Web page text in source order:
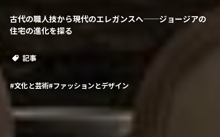
古代の職人技から現代のエレガンスへ──ジョージアの
住宅の進化を探る
記事
#文化と芸術#ファッションとデザイン